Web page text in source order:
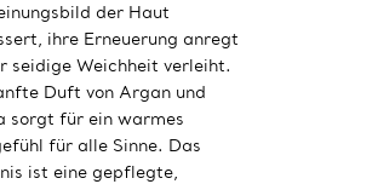
der Haut
ihre Erneuerung anregt
seidige Weichheit verleiht.
Duft von Argan und
sorgt für ein warmes
für alle Sinne. Das
ist eine gepflegte,